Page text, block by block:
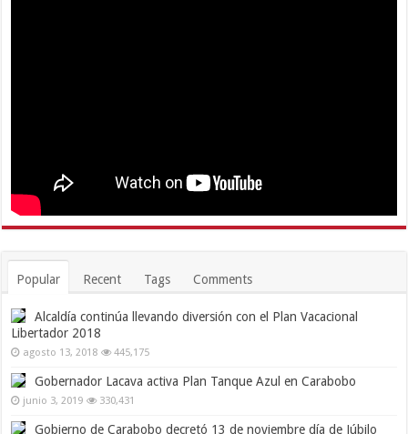
Popular Recent Tags Comments
Alcaldía continúa llevando diversión con el Plan Vacacional
Libertador 2018
agosto 13, 2018 445,175
Gobernador Lacava activa Plan Tanque Azul en Carabobo
junio 3, 2019 330,431
Gobierno de Carabobo decretó 13 de noviembre día de Júbilo